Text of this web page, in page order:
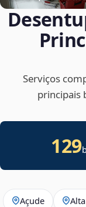
Serviços
principais
129
Açude